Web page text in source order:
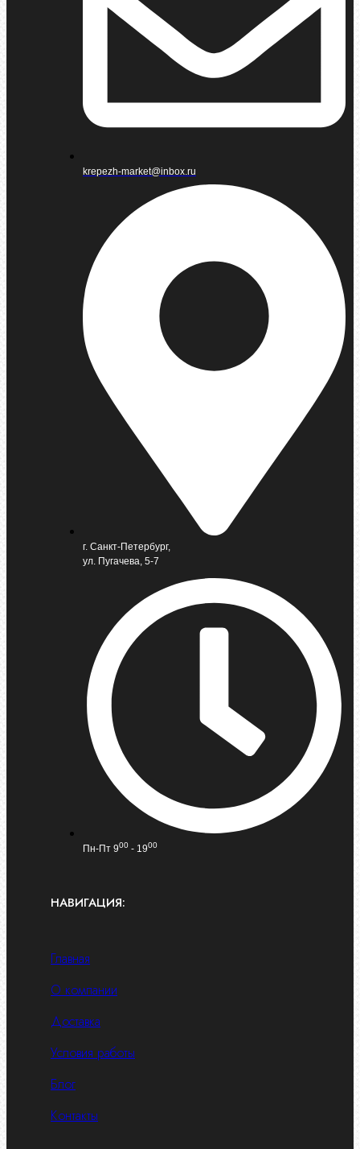
krepezh-market@inbox.ru
г. Санкт-Петербург,
ул. Пугачева, 5-7
Пн-Пт 900 - 1900
НАВИГАЦИЯ:
Главная
О компании
Доставка
Условия работы
Блог
Контакты